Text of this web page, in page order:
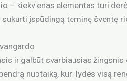
– kiekvienas elementas turi
įspūdingą teminę šventę
ir galbūt svarbiausias
nuotaiką, kuri lydės visą